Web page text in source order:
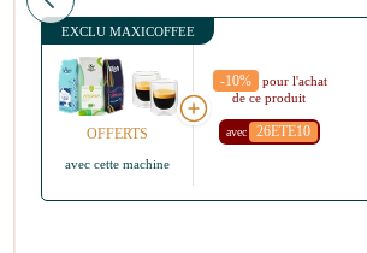
EXCLU MAXICOFFEE
OFFERTS
avec cette machine
-10%
pour l'achat
de ce produit
avec 26ETE10